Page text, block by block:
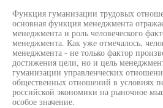
Функция гуманизации трудовых
основная функция менеджмента
менеджмента и роль человеческого
менеджмента. Как уже отмечалось,
менеджмента - не только фактор
достижения цели, но и цель
гуманизации управленческих
общественных отношений в условиях
российской экономики на рыночное
особое значение.